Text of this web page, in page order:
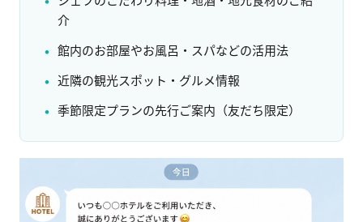
介
館内のお部屋やお風呂・スパなどの活用法
近隣の観光スポット・グルメ情報
季節限定プランの先行ご案内（友だち限定）